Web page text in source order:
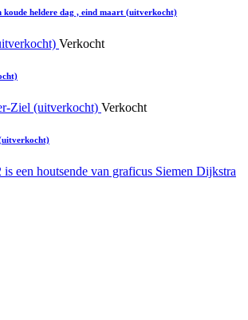
koude heldere dag , eind maart (uitverkocht)
Verkocht
Verkocht